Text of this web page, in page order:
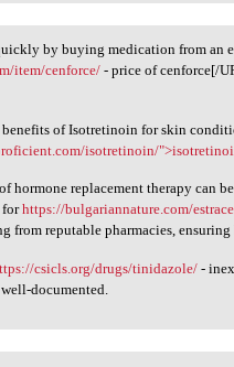
by buying medication from an
item/cenforce/ - price of cenforce[/
of Isotretinoin for skin
isotretinoin/
hormone replacement therapy can
forhttps://bulgariannature.com/
from reputable pharmacies,
csicls.org/drugs/tinidazole/-
documented.